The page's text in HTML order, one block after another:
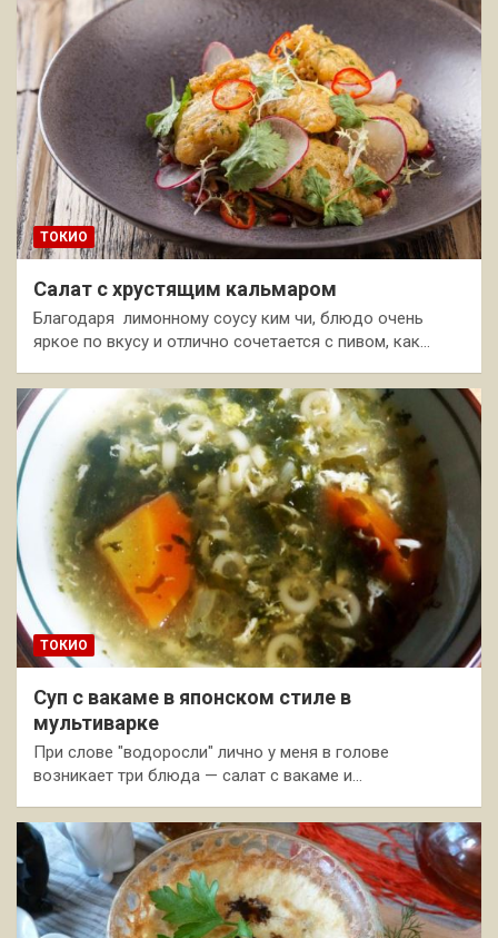
ТОКИО
Салат с хрустящим кальмаром
Благодаря лимонному соусу ким чи, блюдо очень
яркое по вкусу и отлично сочетается с пивом, как…
ТОКИО
Суп с вакаме в японском стиле в
мультиварке
При слове "водоросли" лично у меня в голове
возникает три блюда — салат с вакаме и…